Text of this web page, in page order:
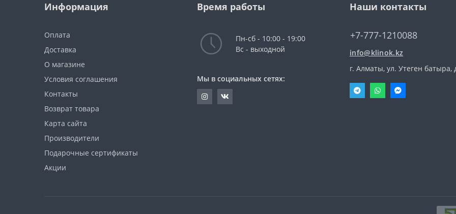
Информация
Оплата
Доставка
О магазине
Условия соглашения
Контакты
Возврат товара
Карта сайта
Производители
Подарочные сертификаты
Акции
Время работы
Пн-сб - 10:00 - 19:00
Вс - выходной
Мы в социальных сетях:
Наши контакты
+7-777-1210088
info@klinok.kz
г. Алматы, ул. Утеген батыра,